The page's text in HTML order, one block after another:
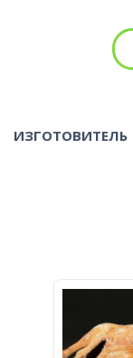
ИЗГОТОВИТЕЛЬ